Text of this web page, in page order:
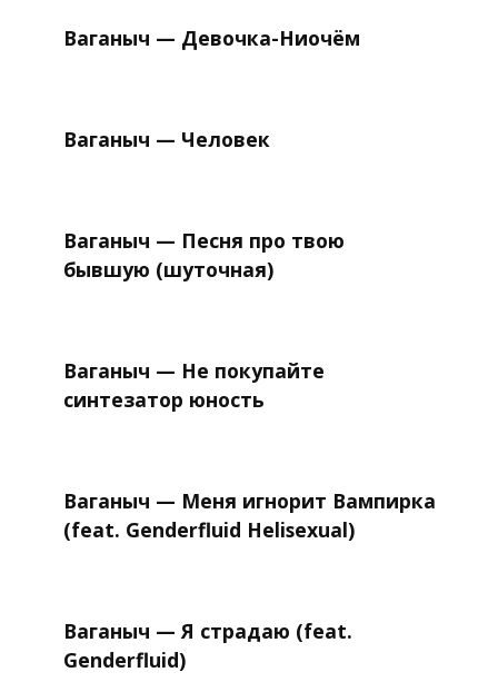
Ваганыч — Девочка-Ниочём
Ваганыч — Человек
Ваганыч — Песня про твою
бывшую (шуточная)
Ваганыч — Не покупайте
синтезатор юность
Ваганыч — Меня игнорит Вампирка
(feat. Genderfluid Helisexual)
Ваганыч — Я страдаю (feat.
Genderfluid)